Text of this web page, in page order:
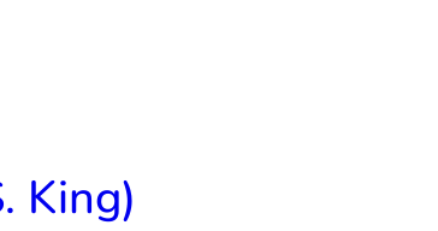
King)